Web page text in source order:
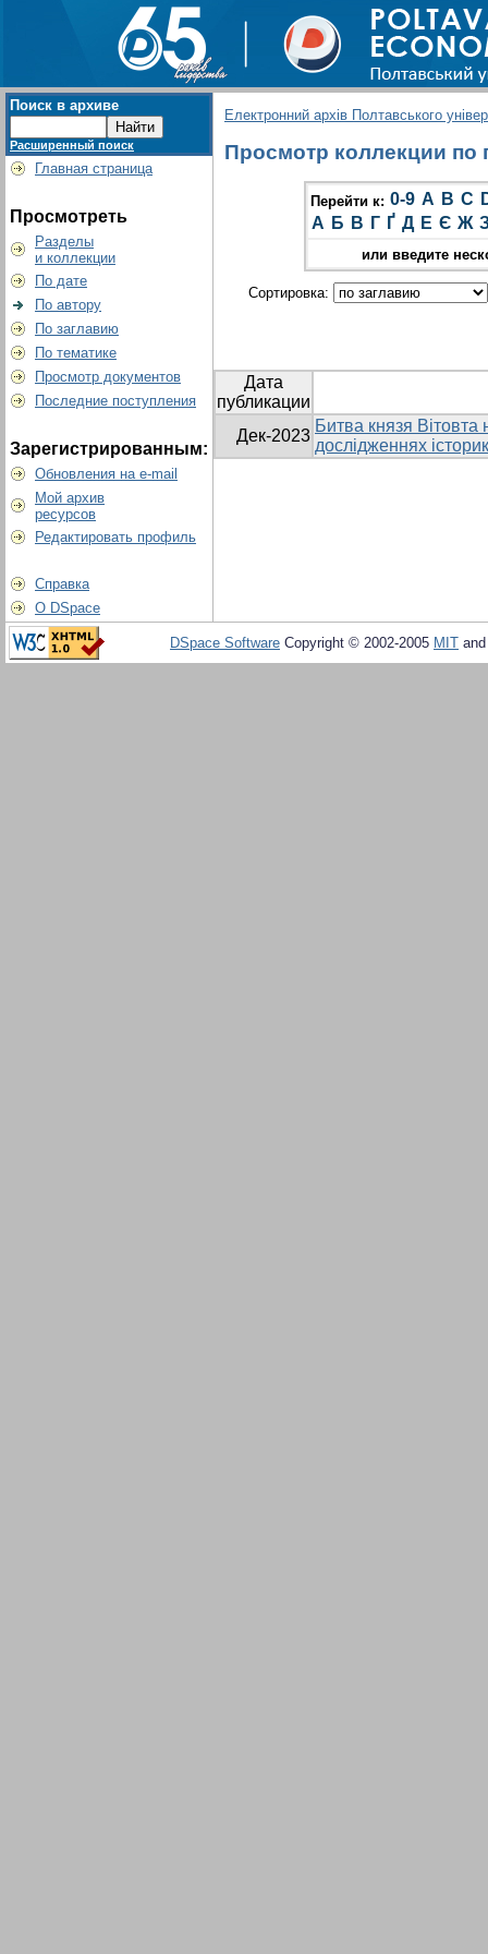
Поиск в архиве
Расширенный поиск
Главная страница
Просмотреть
Разделы
и коллекции
По дате
По автору
По заглавию
По тематике
Просмотр документов
Последние поступления
Зарегистрированным:
Обновления на e-mail
Мой архив
ресурсов
Редактировать профиль
Справка
О DSpace
Електронний архів Полтавського
Просмотр коллекции по
Перейти к: 0-9 A B C
А Б В Г Ґ Д Е Є Ж
или введите
Сортировка:
Дата
публикации
Дек-2023
Битва князя Вітовта
дослідженнях
DSpace Software Copyright © 2002-2005 MIT